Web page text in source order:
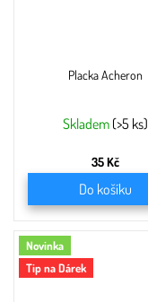
Placka Acheron
Skladem (>5 ks)
35 Kč
Do košíku
Novinka
Tip na Dárek